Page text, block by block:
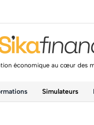
économique au cœur des
Simulateurs